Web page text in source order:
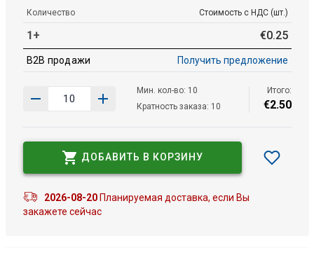
Количество Стоимость с НДС (шт.)
1+ €0.25
B2B продажи Получить предложение
Мин. кол-во: 10
Кратность заказа: 10
Итого:
€2.50
ДОБАВИТЬ В КОРЗИНУ
2026-08-20Планируемая доставка, если Вы
закажете сейчас